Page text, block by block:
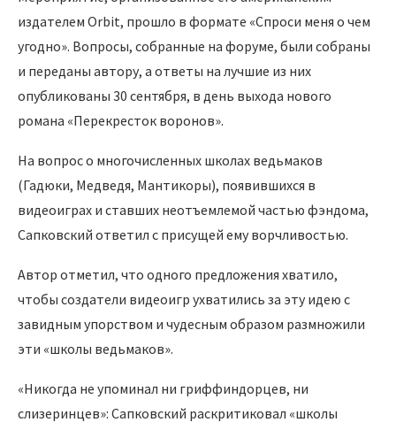
издателем Orbit, прошло в формате «Спроси меня о чем
угодно». Вопросы, собранные на форуме, были собраны
и переданы автору, а ответы на лучшие из них
опубликованы 30 сентября, в день выхода нового
романа «Перекресток воронов».
На вопрос о многочисленных школах ведьмаков
(Гадюки, Медведя, Мантикоры), появившихся в
видеоиграх и ставших неотъемлемой частью фэндома,
Сапковский ответил с присущей ему ворчливостью.
Автор отметил, что одного предложения хватило,
чтобы создатели видеоигр ухватились за эту идею с
завидным упорством и чудесным образом размножили
эти «школы ведьмаков».
«Никогда не упоминал ни гриффиндорцев, ни
слизеринцев»: Сапковский раскритиковал «школы